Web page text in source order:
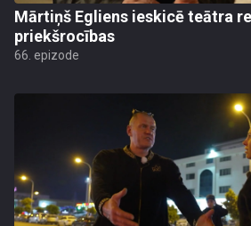
Mārtiņš Egliens ieskicē teātra
priekšrocības
66. epizode